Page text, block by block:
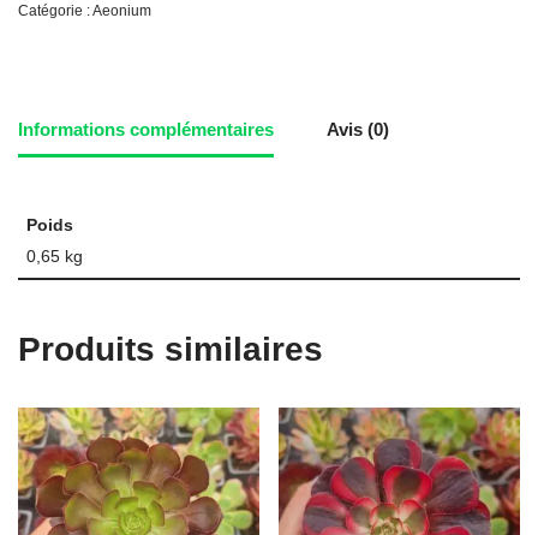
Catégorie :Aeonium
Informations complémentaires Avis (0)
Poids
0,65 kg
Produits similaires